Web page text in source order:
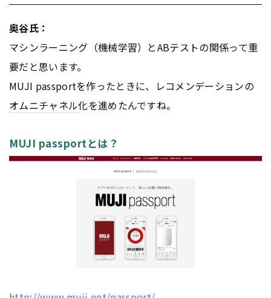
奥谷氏：
マシンラーニング（機械学習）とABテストの関係って重
要だと思います。
MUJI passportを作ったときに、レコメンデーションの
オムニチャネル化を進めたんですね。
MUJI passportとは？